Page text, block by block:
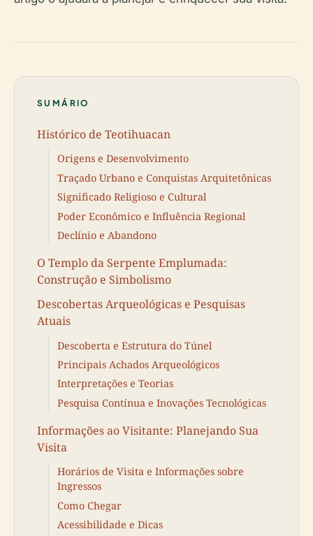
SUMÁRIO
Histórico de Teotihuacan
Origens e Desenvolvimento
Traçado Urbano e Conquistas Arquitetônicas
Significado Religioso e Cultural
Poder Econômico e Influência Regional
Declínio e Abandono
O Templo da Serpente Emplumada:
Construção e Simbolismo
Descobertas Arqueológicas e Pesquisas
Atuais
Descoberta e Estrutura do Túnel
Principais Achados Arqueológicos
Interpretações e Teorias
Pesquisa Contínua e Inovações Tecnológicas
Informações ao Visitante: Planejando Sua
Visita
Horários de Visita e Informações sobre
Ingressos
Como Chegar
Acessibilidade e Dicas